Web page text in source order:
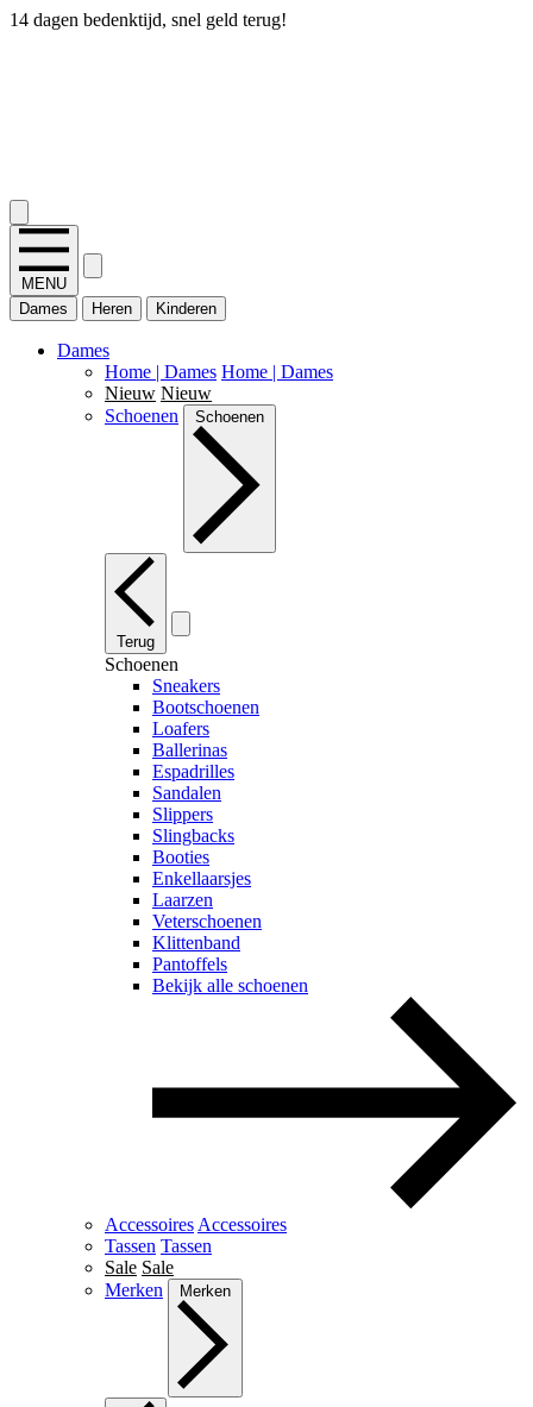
14 dagen bedenktijd, snel geld terug!
MENU
Dames
Heren Kinderen
Dames
Home | Dames Home | Dames
Nieuw Nieuw
Schoenen
Schoenen
Terug
Schoenen
Sneakers
Bootschoenen
Loafers
Ballerinas
Espadrilles
Sandalen
Slippers
Slingbacks
Booties
Enkellaarsjes
Laarzen
Veterschoenen
Klittenband
Pantoffels
Bekijk alle schoenen
Accessoires Accessoires
Tassen Tassen
Sale Sale
Merken
Merken